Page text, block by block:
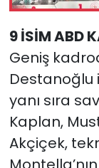
9 İSİM ABD
Geniş
Destanoğlu
yanı sıra
Kaplan,
Akçiçek,